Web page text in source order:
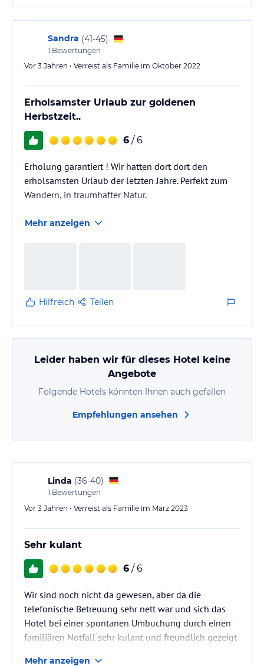
Sandra (41-45)
1 Bewertungen
Vor 3 Jahren • Verreist als Familie im Oktober 2022
Erholsamster Urlaub zur goldenen
Herbstzeit..
6 / 6
Erholung garantiert ! Wir hatten dort dort den
erholsamsten Urlaub der letzten Jahre. Perfekt zum
Wandern, in traumhafter Natur.
Mehr anzeigen
Hilfreich Teilen
Leider haben wir für dieses Hotel keine
Angebote
Folgende Hotels könnten Ihnen auch gefallen
Empfehlungen ansehen
Linda (36-40)
1 Bewertungen
Vor 3 Jahren • Verreist als Familie im März 2023
Sehr kulant
6 / 6
Wir sind noch nicht da gewesen, aber da die
telefonische Betreuung sehr nett war und sich das
Hotel bei einer spontanen Umbuchung durch einen
familiären Notfall sehr kulant und freundlich gezeigt
Mehr anzeigen